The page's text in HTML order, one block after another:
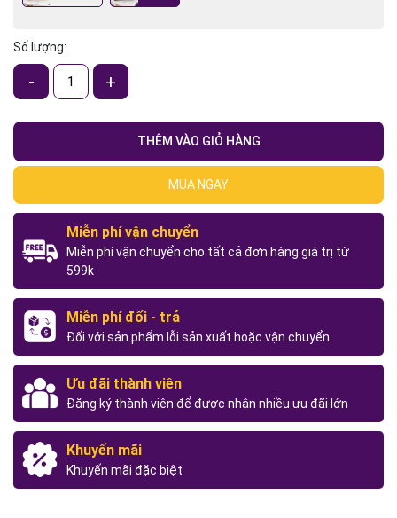
Số lượng:
- +
THÊM VÀO GIỎ HÀNG
MUA NGAY
Miễn phí vận chuyển
Miễn phí vận chuyển cho tất cả đơn hàng giá trị từ
599k
Miễn phí đổi - trả
Đối với sản phẩm lỗi sản xuất hoặc vận chuyển
Ưu đãi thành viên
Đăng ký thành viên để được nhận nhiều ưu đãi lớn
Khuyến mãi
Khuyến mãi đặc biệt